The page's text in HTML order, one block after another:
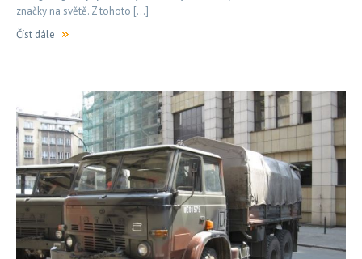
značky na světě. Z tohoto […]
Číst dále